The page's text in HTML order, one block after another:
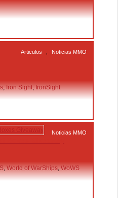
Articulos Noticias MMO
,Iron Sight,IronSight
Noticias MMO
,World of WarShips,WoWS